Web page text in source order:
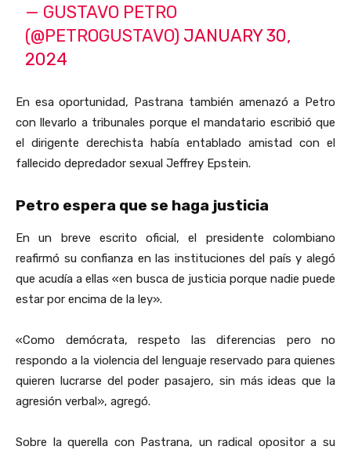
— GUSTAVO PETRO
(@PETROGUSTAVO) JANUARY 30,
2024
En esa oportunidad, Pastrana también amenazó a Petro
con llevarlo a tribunales porque el mandatario escribió que
el dirigente derechista había entablado amistad con el
fallecido depredador sexual Jeffrey Epstein.
Petro espera que se haga justicia
En un breve escrito oficial, el presidente colombiano
reafirmó su confianza en las instituciones del país y alegó
que acudía a ellas «en busca de justicia porque nadie puede
estar por encima de la ley».
«Como demócrata, respeto las diferencias pero no
respondo a la violencia del lenguaje reservado para quienes
quieren lucrarse del poder pasajero, sin más ideas que la
agresión verbal», agregó.
Sobre la querella con Pastrana, un radical opositor a su